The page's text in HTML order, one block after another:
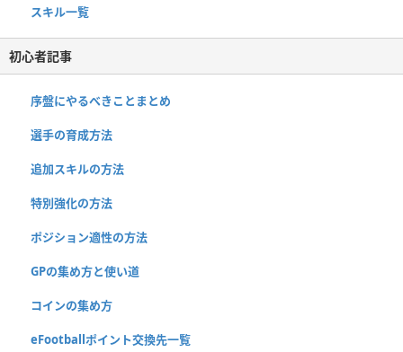
スキル一覧
初心者記事
序盤にやるべきことまとめ
選手の育成方法
追加スキルの方法
特別強化の方法
ポジション適性の方法
GPの集め方と使い道
コインの集め方
eFootballポイント交換先一覧